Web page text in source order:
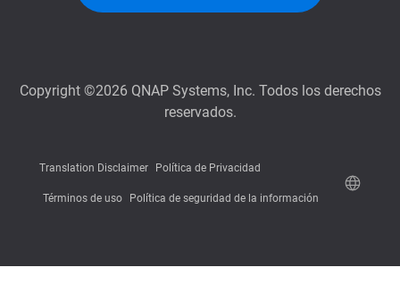
Copyright ©2026 QNAP Systems, Inc. Todos los derechos
reservados.
Translation Disclaimer Política de Privacidad
Términos de uso Política de seguridad de la información